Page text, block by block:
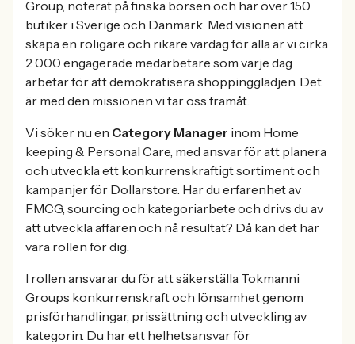
Group, noterat på finska börsen och har över 150
butiker i Sverige och Danmark. Med visionen att
skapa en roligare och rikare vardag för alla är vi cirka
2 000 engagerade medarbetare som varje dag
arbetar för att demokratisera shoppingglädjen. Det
är med den missionen vi tar oss framåt.
Vi söker nu en Category Manager inom Home
keeping & Personal Care, med ansvar för att planera
och utveckla ett konkurrenskraftigt sortiment och
kampanjer för Dollarstore. Har du erfarenhet av
FMCG, sourcing och kategoriarbete och drivs du av
att utveckla affären och nå resultat? Då kan det här
vara rollen för dig.
I rollen ansvarar du för att säkerställa Tokmanni
Groups konkurrenskraft och lönsamhet genom
prisförhandlingar, prissättning och utveckling av
kategorin. Du har ett helhetsansvar för